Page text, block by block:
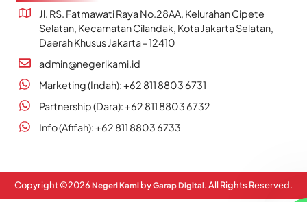
Jl. RS. Fatmawati Raya No.28AA, Kelurahan Cipete
Selatan, Kecamatan Cilandak, Kota Jakarta Selatan,
Daerah Khusus Jakarta - 12410
admin@negerikami.id
Marketing (Indah): +62 811 8803 6731
Partnership (Dara): +62 811 8803 6732
Info (Afifah): +62 811 8803 6733
Copyright ©2026 Negeri Kami byGarap Digital. All Rights Reserved.